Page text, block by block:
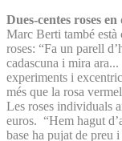
Dues-centes roses en
Marc Berti també està
roses: “Fa un parell
cadascuna i mira
experiments i
més que la rosa
Les roses individuals
euros. “Hem hagut
base ha pujat de preu